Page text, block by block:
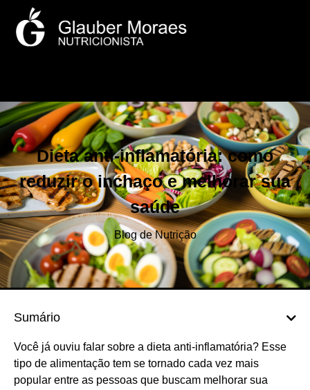
Dieta anti-inflamatória: como
reduzir o inchaço e melhorar sua
saúde
Blog de Nutrição
Sumário
Você já ouviu falar sobre a dieta anti-inflamatória? Esse
tipo de alimentação tem se tornado cada vez mais
popular entre as pessoas que buscam melhorar sua